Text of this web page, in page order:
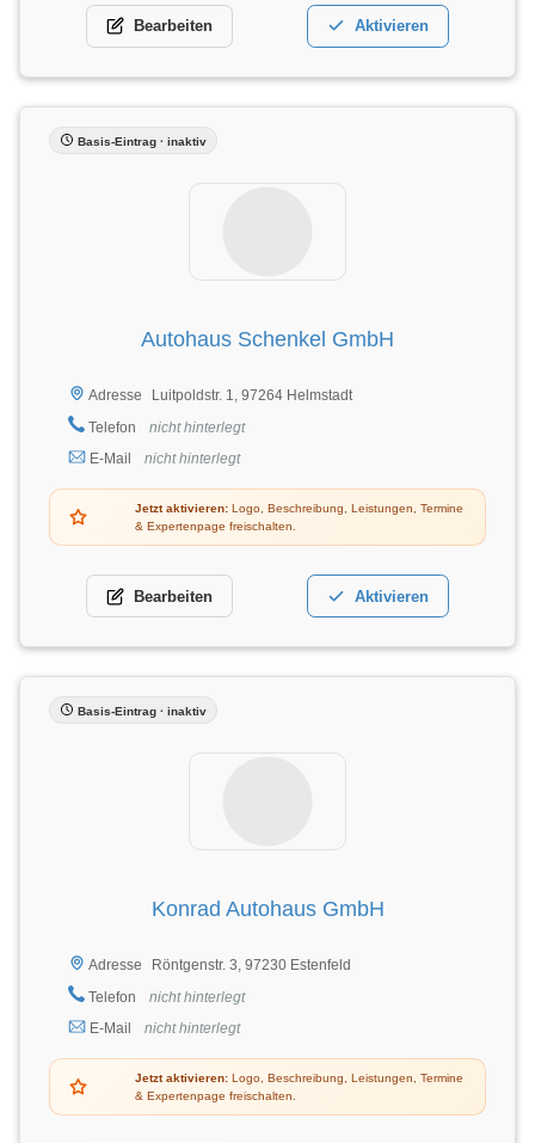
Bearbeiten Aktivieren
Basis-Eintrag · inaktiv
Autohaus Schenkel GmbH
Adresse
Luitpoldstr. 1, 97264 Helmstadt
Telefon
nicht hinterlegt
E-Mail
nicht hinterlegt
Jetzt aktivieren: Logo, Beschreibung, Leistungen, Termine
& Expertenpage freischalten.
Bearbeiten Aktivieren
Basis-Eintrag · inaktiv
Konrad Autohaus GmbH
Adresse
Röntgenstr. 3, 97230 Estenfeld
Telefon
nicht hinterlegt
E-Mail
nicht hinterlegt
Jetzt aktivieren: Logo, Beschreibung, Leistungen, Termine
& Expertenpage freischalten.